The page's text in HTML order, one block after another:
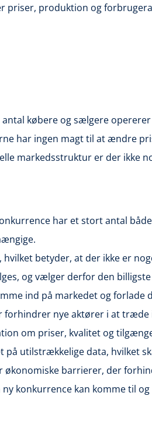
priser, produktion og
købere og sælgere
har ingen magt til at ændre
markedsstruktur er der ikke
har et stort antal
betyder, at der ikke er
og vælger derfor den
ind på markedet og
nye aktører i at træde
om priser, kvalitet og
utilstrækkelige data, hvilket
økonomiske barrierer, der
konkurrence kan komme til